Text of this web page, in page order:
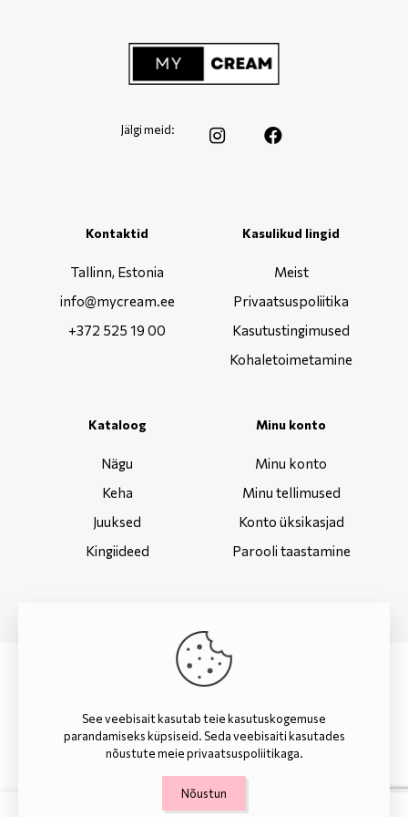
Jälgi meid:
Kontaktid
Tallinn, Estonia
info@mycream.ee
+372 525 19 00
Kasulikud lingid
Meist
Privaatsuspoliitika
Kasutustingimused
Kohaletoimetamine
Kataloog
Nägu
Keha
Juuksed
Kingiideed
Minu konto
Minu konto
Minu tellimused
Konto üksikasjad
Parooli taastamine
© 2022 www.mycream.ee | Kõik õigused kaitstud. |
See veebisait kasutab teie kasutuskogemuse
parandamiseks küpsiseid. Seda veebisaiti kasutades
nõustute meieprivaatsuspoliitikaga.
Nõustun